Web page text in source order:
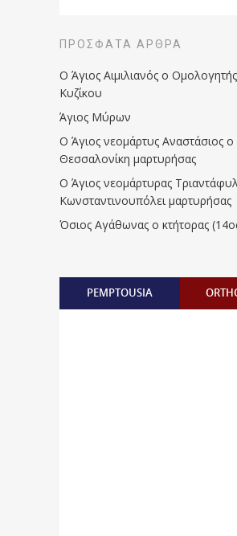
ΠΡΌΣΦΑΤΑ ΆΡΘΡΑ
Ο Άγιος Αιμιλιανός ο
Κυζίκου
Άγιος Μύρων
Ο Άγιος νεομάρτυς Αναστάσιος ο
Θεσσαλονίκη μαρτυρήσας
Ο Άγιος νεομάρτυρας
Κωνσταντινουπόλει μαρτυρήσας
Όσιος Αγάθωνας ο κτήτορας
PEMPTOUSIA